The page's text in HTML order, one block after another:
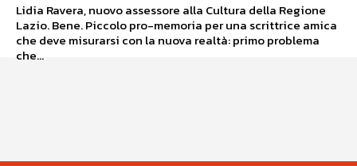
Lidia Ravera, nuovo assessore alla Cultura della Regione
Lazio. Bene. Piccolo pro-memoria per una scrittrice amica
che deve misurarsi con la nuova realtà: primo problema
che...